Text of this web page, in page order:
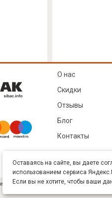
О нас
Скидки
Отзывы
Блог
Контакты
(ISSN 2541-9412). Издатель — ООО
Оставаясь на сайте, вы даете
использованием сервиса
Если вы не хотите, чтобы ваши